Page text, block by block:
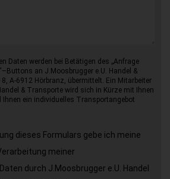
Daten werden bei Betätigen des „Anfrage
an J.Moosbrugger e.U. Handel &
A-6912 Hörbranz, übermittelt. Ein Mitarbeiter
& Transporte wird sich in Kürze mit Ihnen
Ihnen ein individuelles Transportangebot
dieses Formulars gebe ich meine
meiner
durch J.Moosbrugger e.U. Handel